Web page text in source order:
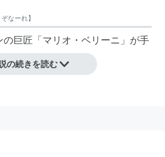
ぞなーれ】
巨匠「マリオ・ベリーニ」が手
。
の続きを読む